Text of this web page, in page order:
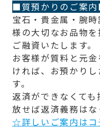
■質預かりのご案
宝石・貴金属・腕
様の大切なお品物を
ご融資いたします。
お客様が質料と元
ければ、お預かり
す。
返済ができなくて
放せば返済義務はな
☆詳しいご案内は